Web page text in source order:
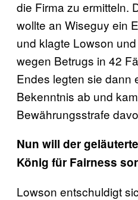
die Firma zu ermitteln.
wollte an Wiseguy ein
und klagte Lowson
wegen Betrugs in 42
Endes legten sie dann
Bekenntnis ab und
Bewährungsstrafe
Nun will der
König für Fairness
Lowson entschuldigt